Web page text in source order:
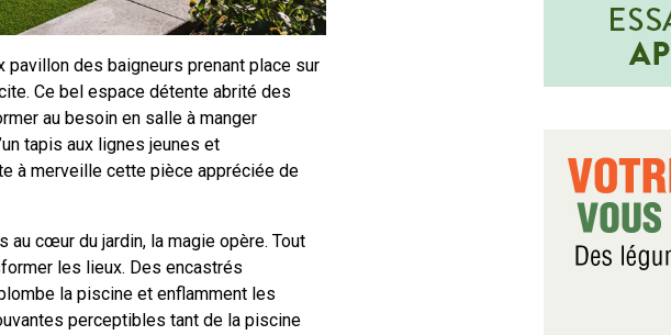
des baigneurs prenant place sur
Ce bel espace détente abrité des
au besoin en salle à manger
tapis aux lignes jeunes et
à merveille cette pièce appréciée de
cœur du jardin, la magie opère. Tout
les lieux. Des encastrés
la piscine et enflamment les
perceptibles tant de la piscine